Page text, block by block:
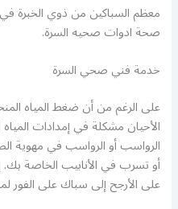
معظم السباكين من ذوي الخبرة
صحة ادوات صحيه السرة.
خدمة فني صحي السرة
على الرغم من أن ضغط المياه
الأحيان مشكلة في إمدادات
الرواسب أو الرواسب في مهوية
أو تسرب في الأنابيب الخاصة بك.
على الأرجح إلى سباك على